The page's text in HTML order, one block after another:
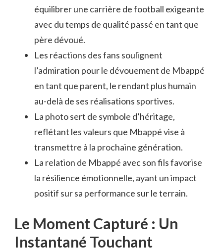
équilibrer une carrière de football exigeante
avec du temps de qualité passé en tant que
père dévoué.
Les réactions des fans soulignent
l’admiration pour le dévouement de Mbappé
en tant que parent, le rendant plus humain
au-delà de ses réalisations sportives.
La photo sert de symbole d’héritage,
reflétant les valeurs que Mbappé vise à
transmettre à la prochaine génération.
La relation de Mbappé avec son fils favorise
la résilience émotionnelle, ayant un impact
positif sur sa performance sur le terrain.
Le Moment Capturé : Un
Instantané Touchant